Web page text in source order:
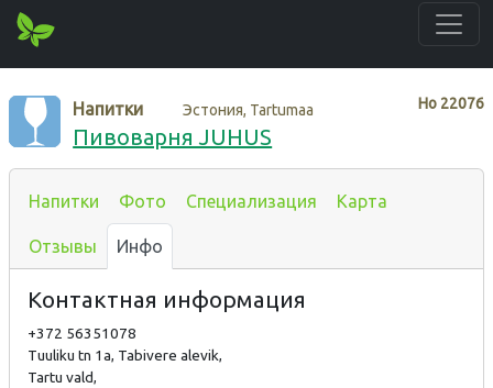
Нo 22076
Напитки Эстония, Tartumaa
Пивоварня JUHUS
Напитки Фото Специализация Карта
Отзывы Инфо
Контактная информация
+372 56351078
Tuuliku tn 1a, Tabivere alevik,
Tartu vald,